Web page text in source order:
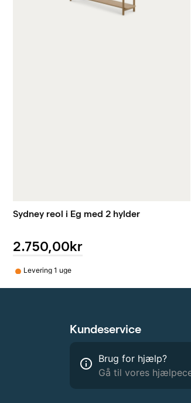
Sydney reol i Eg med 2 hylder
2.750,00kr
• Levering 1 uge
Kundeservice
info_outline Brug for hjælp?
Gå til vores